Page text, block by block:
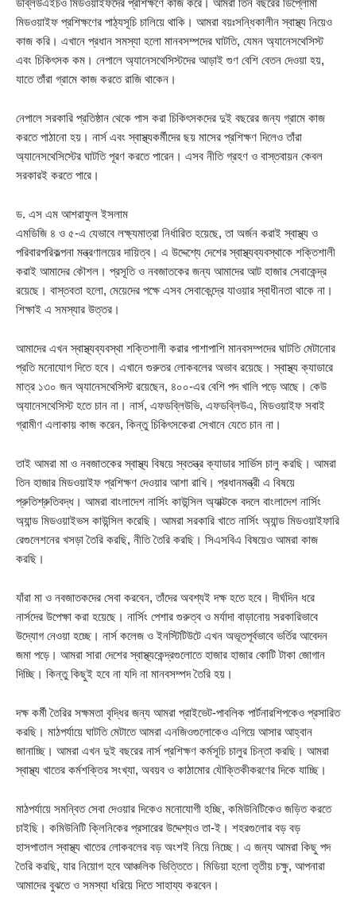
ডব্লিউএইচও মিডওয়াইফদের প্রশিক্ষণে কাজ করে। আমরা তিন বছরের ডিপ্লোমা
মিডওয়াইফ প্রশিক্ষণের পাঠ্যসূচি চালিয়ে থাকি। আমরা বয়ঃসন্ধিকালীন স্বাস্থ্য নিয়েও
কাজ করি। এখানে প্রধান সমস্যা হলো মানবসম্পদের ঘাটতি, যেমন অ্যানেসথেসিস্ট
এবং চিকিৎসক কম। নেপালে অ্যানেসথেসিস্টদের আড়াই গুণ বেশি বেতন দেওয়া হয়,
যাতে তাঁরা গ্রামে কাজ করতে রাজি থাকেন।
নেপালে সরকারি প্রতিষ্ঠান থেকে পাস করা চিকিৎসকদের দুই বছরের জন্য গ্রামে কাজ
করতে পাঠানো হয়। নার্স এবং স্বাস্থ্যকর্মীদের ছয় মাসের প্রশিক্ষণ দিলেও তাঁরা
অ্যানেসথেসিস্টের ঘাটতি পূরণ করতে পারেন। এসব নীতি গ্রহণ ও বাস্তবায়ন কেবল
সরকারই করতে পারে।
ড. এস এম আশরাফুল ইসলাম
এমডিজি ৪ ও ৫-এ যেভাবে লক্ষ্যমাত্রা নির্ধারিত হয়েছে, তা অর্জন করাই স্বাস্থ্য ও
পরিবারপরিকল্পনা মন্ত্রণালয়ের দায়িত্ব। এ উদ্দেশ্যে দেশের স্বাস্থ্যব্যবস্থাকে শক্তিশালী
করাই আমাদের কৌশল। প্রসূতি ও নবজাতকের জন্য আমাদের আট হাজার সেবাকেন্দ্র
রয়েছে। বাস্তবতা হলো, মেয়েদের পক্ষে এসব সেবাকেন্দ্রে যাওয়ার স্বাধীনতা থাকে না।
শিক্ষাই এ সমস্যার উত্তর।
আমাদের এখন স্বাস্থ্যব্যবস্থা শক্তিশালী করার পাশাপাশি মানবসম্পদের ঘাটতি মেটানোর
প্রতি মনোযোগ দিতে হবে। এখানে গুরুতর লোকবলের অভাব রয়েছে। স্বাস্থ্য ক্যাডারে
মাত্র ১৩০ জন অ্যানেসথেসিস্ট রয়েছেন, ৪০০-এর বেশি পদ খালি পড়ে আছে। কেউ
অ্যানেসথেসিস্ট হতে চান না। নার্স, এফডব্লিউভি, এফডব্লিউএ, মিডওয়াইফ সবাই
গ্রামীণ এলাকায় কাজ করেন, কিন্তু চিকিৎসকেরা সেখানে যেতে চান না।
তাই আমরা মা ও নবজাতকের স্বাস্থ্য বিষয়ে স্বতন্ত্র ক্যাডার সার্ভিস চালু করছি। আমরা
তিন হাজার মিডওয়াইফ প্রশিক্ষণ দেওয়ার আশা রাখি। প্রধানমন্ত্রী এ বিষয়ে
প্রুতিশ্রুতিবদ্ধ। আমরা বাংলাদেশ নার্সিং কাউন্সিল অ্যাক্টকে বদলে বাংলাদেশ নার্সিং
অ্যান্ড মিডওয়াইভস কাউন্সিল করেছি। আমরা সরকারি খাতে নার্সিং অ্যান্ড মিডওয়াইফারি
রেগুলেশনের খসড়া তৈরি করছি, নীতি তৈরি করছি। সিএসবিএ বিষয়েও আমরা কাজ
করছি।
যাঁরা মা ও নবজাতকদের সেবা করবেন, তাঁদের অবশ্যই দক্ষ হতে হবে। দীর্ঘদিন ধরে
নার্সদের উপেক্ষা করা হয়েছে। নার্সিং পেশার গুরুত্ব ও মর্যাদা বাড়ানোয় সরকারিভাবে
উদ্যোগ নেওয়া হচ্ছে। নার্স কলেজ ও ইনস্টিটিউটে এখন অভূতপূর্বভাবে ভর্তির আবেদন
জমা পড়ে। আমরা সারা দেশের স্বাস্থ্যকেন্দ্রগুলোতে হাজার হাজার কোটি টাকা জোগান
দিচ্ছি। কিন্তু কিছুই হবে না যদি না মানবসম্পদ তৈরি হয়।
দক্ষ কর্মী তৈরির সক্ষমতা বৃদ্ধির জন্য আমরা প্রাইভেট-পাবলিক পার্টনারশিপকেও প্রসারিত
করছি। মাঠপর্যায়ে ঘাটতি মেটাতে আমরা এনজিওগুলোকেও এগিয়ে আসার আহ্বান
জানাচ্ছি। আমরা এখন দুই বছরের নার্স প্রশিক্ষণ কর্মসূচি চালুর চিন্তা করছি। আমরা
স্বাস্থ্য খাতের কর্মশক্তির সংখ্যা, অবয়ব ও কাঠামোর যৌক্তিকীকরণের দিকে যাচ্ছি।
মাঠপর্যায়ে সমন্বিত সেবা দেওয়ার দিকেও মনোযোগী হচ্ছি, কমিউনিটিকেও জড়িত করতে
চাইছি। কমিউনিটি ক্লিনিকের প্রসারের উদ্দেশ্যও তা-ই। শহরগুলোর বড় বড়
হাসপাতাল স্বাস্থ্য খাতের লোকবলের বড় অংশই নিয়ে নিচ্ছে। এ জন্য আমরা কিছু পদ
তৈরি করছি, যার নিয়োগ হবে আঞ্চলিক ভিত্তিতে। মিডিয়া হলো তৃতীয় চক্ষু, আপনারা
আমাদের বুঝতে ও সমস্যা ধরিয়ে দিতে সাহায্য করবেন।